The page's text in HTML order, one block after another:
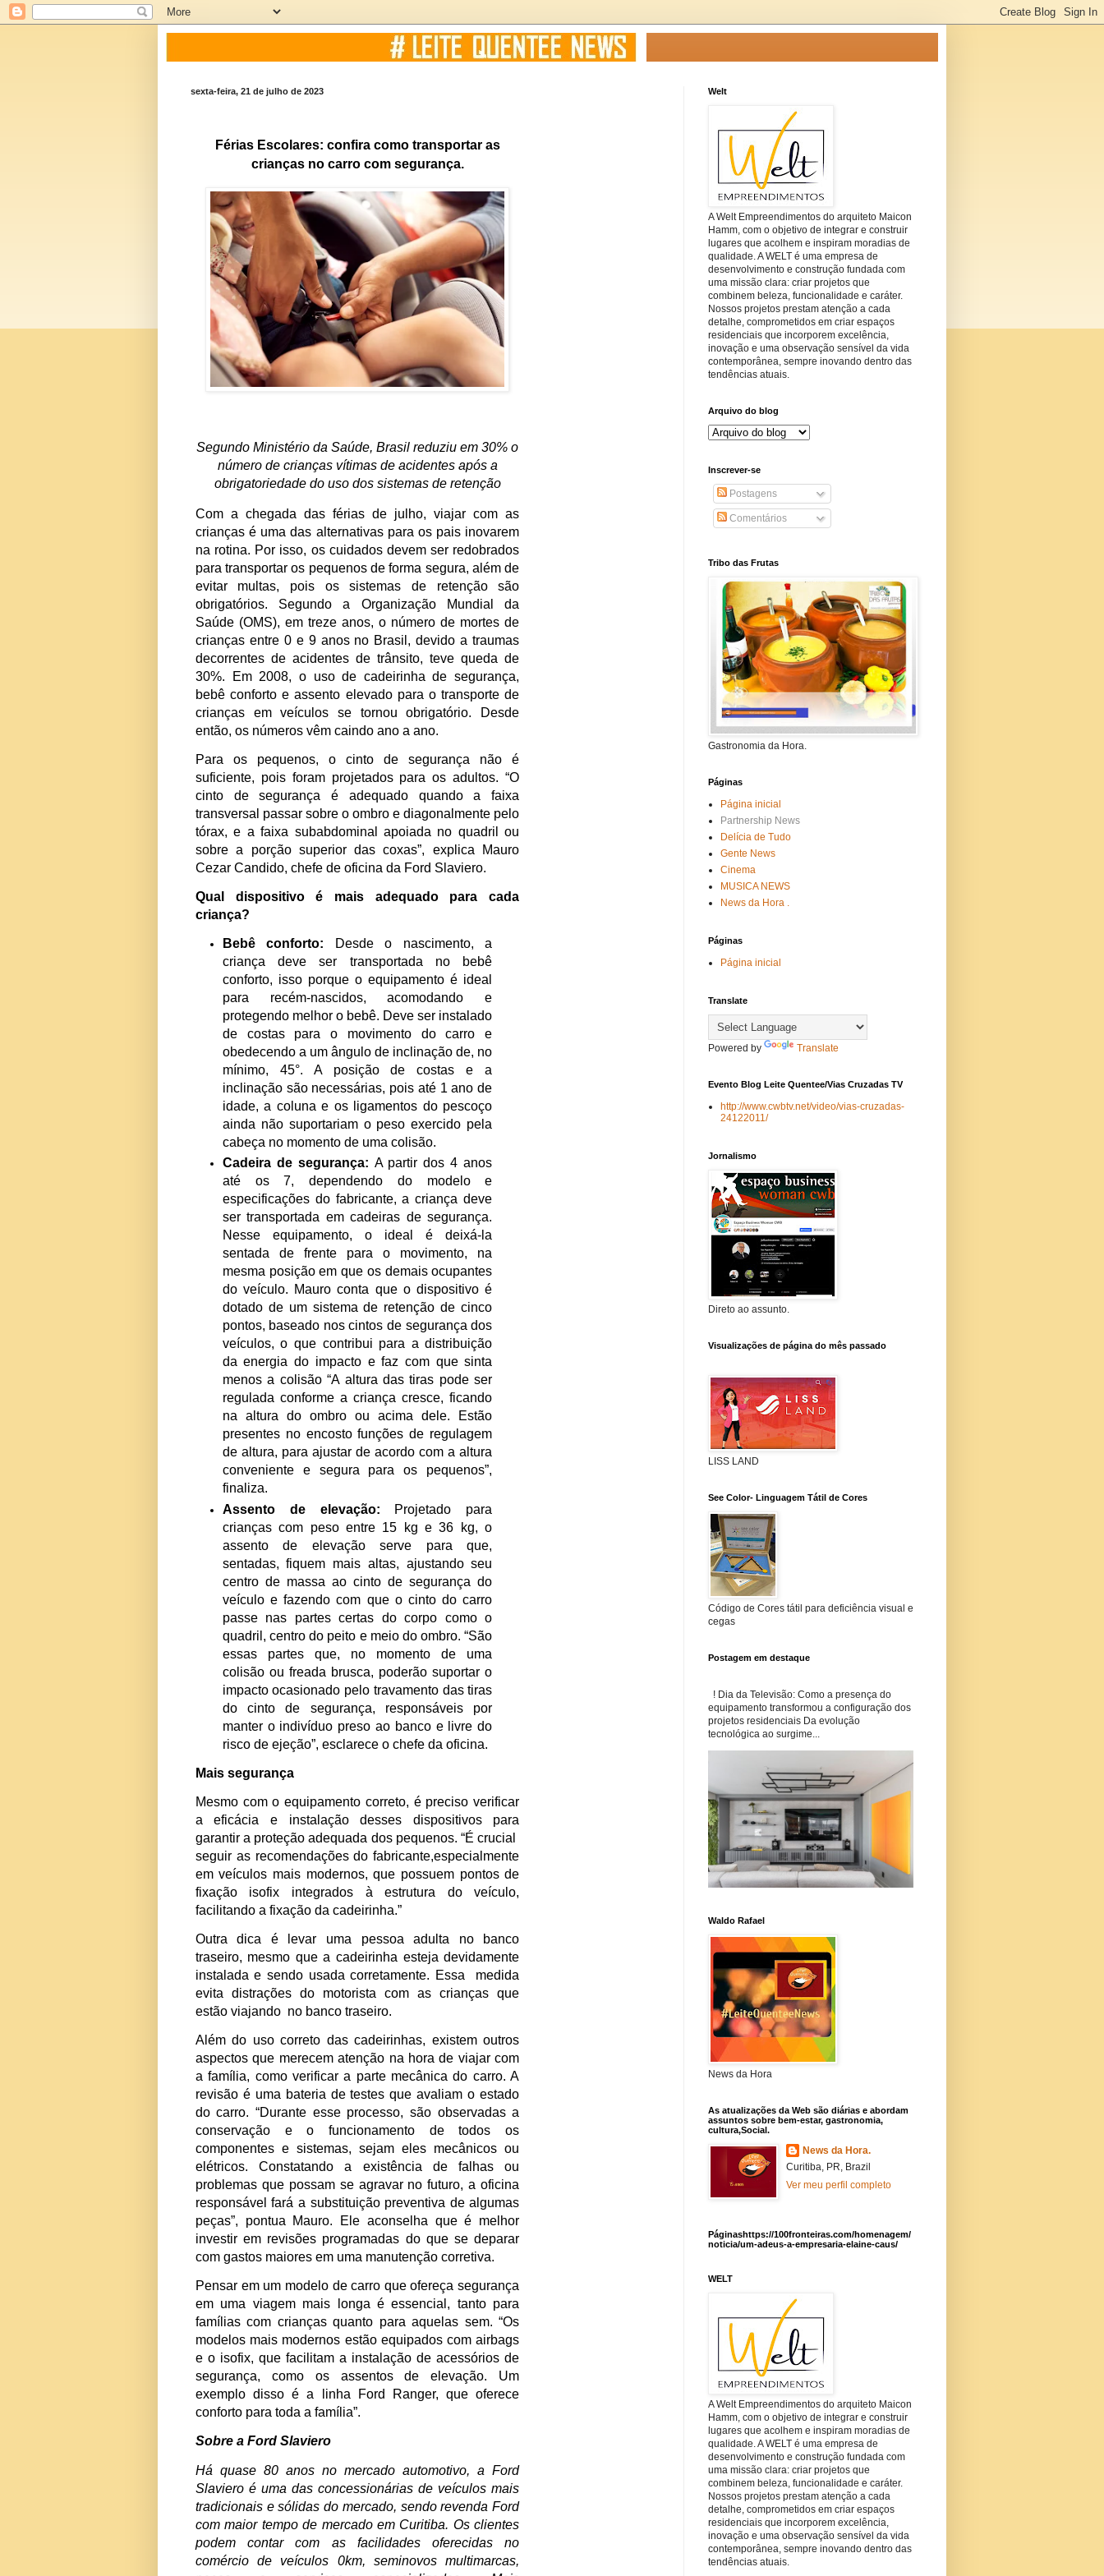
sexta-feira, 21 de julho de 2023
Férias Escolares: confira como transportar as
número de crianças vítimas de acidentes após a
obrigatoriedade do uso dos sistemas de retenção
Com a chegada das férias de julho, viajar com as
crianças é uma das alternativas para os pais inovarem
na rotina. Por isso, os cuidados devem ser redobrados
para transportar os pequenos de forma segura, além de
evitar multas, pois os sistemas de retenção são
obrigatórios. Segundo a Organização Mundial da
Saúde (OMS), em treze anos, o número de mortes de
crianças entre 0 e 9 anos no Brasil, devido a traumas
decorrentes de acidentes de trânsito, teve queda de
30%. Em 2008, o uso de cadeirinha de segurança,
bebê conforto e assento elevado para o transporte de
crianças em veículos se tornou obrigatório. Desde
então, os números vêm caindo ano a ano.
Para os pequenos, o cinto de segurança não é
suficiente, pois foram projetados para os adultos. “O
cinto de segurança é adequado quando a faixa
transversal passar sobre o ombro e diagonalmente pelo
tórax, e a faixa subabdominal apoiada no quadril ou
sobre a porção superior das coxas”, explica Mauro
Cezar Candido, chefe de oficina da Ford Slaviero.
Qual dispositivo é mais adequado para cada
criança?
Bebê conforto:Desde o nascimento, a
criança deve ser transportada no bebê
conforto, isso porque o equipamento é ideal
para recém-nascidos, acomodando e
protegendo melhor o bebê. Deve ser instalado
de costas para o movimento do carro e
obedecendo a um ângulo de inclinação de, no
mínimo, 45°. A posição de costas e a
inclinação são necessárias, pois até 1 ano de
idade, a coluna e os ligamentos do pescoço
ainda não suportariam o peso exercido pela
cabeça no momento de uma colisão.
Cadeira de segurança: A partir dos 4 anos
até os 7, dependendo do modelo e
especificações do fabricante, a criança deve
ser transportada em cadeiras de segurança.
Nesse equipamento, o ideal é deixá-la
sentada de frente para o movimento, na
mesma posição em que os demais ocupantes
do veículo. Mauro conta que o dispositivo é
dotado de um sistema de retenção de cinco
pontos, baseado nos cintos de segurança dos
da energia do impacto e faz com que sinta
menos a colisão “A altura das tiras pode ser
regulada conforme a criança cresce, ficando
na altura do ombro ou acima dele. Estão
presentes no encosto funções de regulagem
de altura, para ajustar de acordo com a altura
conveniente e segura para os pequenos”,
finaliza.
Assento de elevação: Projetado para
crianças com peso entre 15 kg e 36 kg, o
assento de elevação serve para que,
sentadas, fiquem mais altas, ajustando seu
veículo e fazendo com que o cinto do carro
passe nas partes certas do corpo como o
quadril, centro do peito e meio do ombro. “São
essas partes que, no momento de uma
colisão ou freada brusca, poderão suportar o
impacto ocasionado pelo travamento das tiras
do cinto de segurança, responsáveis por
risco de ejeção”, esclarece o chefe da oficina.
Mais segurança
Mesmo com o equipamento correto, é preciso verificar
garantir a proteção adequada dos pequenos. “É crucial
seguir as recomendações do fabricante,especialmente
em veículos mais modernos, que possuem pontos de
fixação isofix integrados à estrutura do veículo,
facilitando a fixação da cadeirinha.”
Outra dica é levar uma pessoa adulta no banco
traseiro, mesmo que a cadeirinha esteja devidamente
instalada e sendo usada corretamente. Essa medida
evita distrações do motorista com as crianças que
estão viajando no banco traseiro.
aspectos que merecem atenção na hora de viajar com
a família, como verificar a parte mecânica do carro. A
revisão é uma bateria de testes que avaliam o estado
do carro. “Durante esse processo, são observadas a
conservação e o funcionamento de todos os
componentes e sistemas, sejam eles mecânicos ou
elétricos. Constatando a existência de falhas ou
problemas que possam se agravar no futuro, a oficina
peças”, pontua Mauro. Ele aconselha que é melhor
investir em revisões programadas do que se deparar
com gastos maiores em uma manutenção corretiva.
Pensar em um modelo de carro que ofereça segurança
em uma viagem mais longa é essencial, tanto para
Welt
A Welt Empreendimentos do arquiteto Maicon
Hamm, com o objetivo de integrar e construir
lugares que acolhem e inspiram moradias de
qualidade. A WELT é uma empresa de
desenvolvimento e construção fundada com
uma missão clara: criar projetos que
combinem beleza, funcionalidade e caráter.
Nossos projetos prestam atenção a cada
detalhe, comprometidos em criar espaços
residenciais que incorporem excelência,
inovação e uma observação sensível da vida
contemporânea, sempre inovando dentro das
tendências atuais.
Arquivo do blog
Inscrever-se
Postagens
Comentários
Tribo das Frutas
Gastronomia da Hora.
Páginas
Página inicial
Partnership News
Delícia de Tudo
Gente News
Cinema
MUSICA NEWS
News da Hora .
Páginas
Página inicial
Translate
Powered by Translate
Evento Blog Leite Quentee/Vias Cruzadas TV
http://www.cwbtv.net/video/vias-cruzadas-
24122011/
Jornalismo
Direto ao assunto.
Visualizações de página do mês passado
LISS LAND
See Color- Linguagem Tátil de Cores
Código de Cores tátil para deficiência visual e
cegas
Postagem em destaque
! Dia da Televisão: Como a presença do
equipamento transformou a configuração dos
projetos residenciais Da evolução
tecnológica ao surgime...
Waldo Rafael
News da Hora
As atualizações da Web são diárias e abordam
assuntos sobre bem-estar, gastronomia,
cultura,Social.
News da Hora.
Curitiba, PR, Brazil
Ver meu perfil completo
Páginashttps://100fronteiras.com/homenagem/
noticia/um-adeus-a-empresaria-elaine-caus/
WELT
A Welt Empreendimentos do arquiteto Maicon
Hamm, com o objetivo de integrar e construir
lugares que acolhem e inspiram moradias de
qualidade. A WELT é uma empresa de
desenvolvimento e construção fundada com
uma missão clara: criar projetos que
combinem beleza, funcionalidade e caráter.
Nossos projetos prestam atenção a cada
detalhe, comprometidos em criar espaços
residenciais que incorporem excelência,
inovação e uma observação sensível da vida
contemporânea, sempre inovando dentro das
tendências atuais.